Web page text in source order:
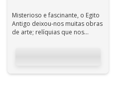
Misterioso e fascinante, o Egito
Antigo deixou-nos muitas obras
de arte; relíquias que nos